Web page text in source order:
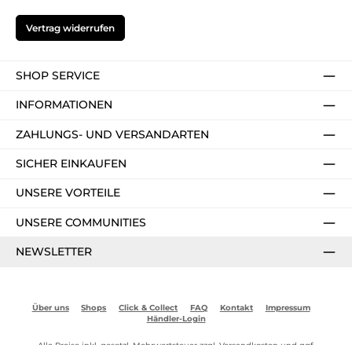
Vertrag widerrufen
SHOP SERVICE
INFORMATIONEN
ZAHLUNGS- UND VERSANDARTEN
SICHER EINKAUFEN
UNSERE VORTEILE
UNSERE COMMUNITIES
NEWSLETTER
Über uns Shops Click & Collect FAQ Kontakt
Impressum
Händler-Login